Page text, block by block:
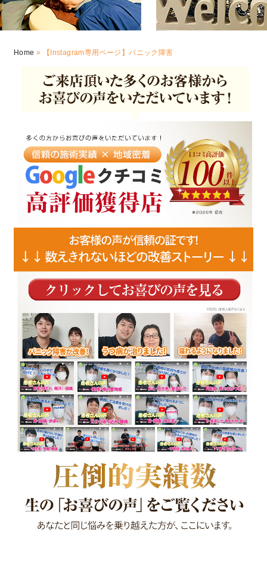
Home » 【Instagram専用ページ】パニック障害